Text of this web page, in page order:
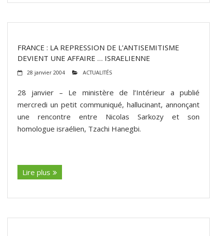
FRANCE : LA REPRESSION DE L’ANTISEMITISME
DEVIENT UNE AFFAIRE … ISRAELIENNE
28 janvier 2004 ACTUALITÉS
28 janvier – Le ministère de l’Intérieur a publié
mercredi un petit communiqué, hallucinant, annonçant
une rencontre entre Nicolas Sarkozy et son
homologue israélien, Tzachi Hanegbi.
Lire plus